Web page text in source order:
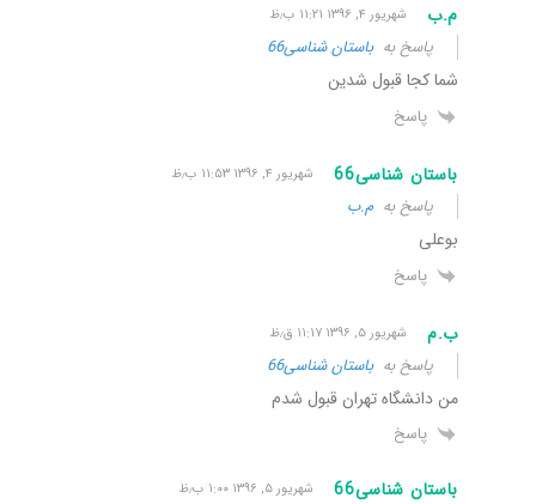
م.ب شهریور ۴, ۱۳۹۶ ۱۱:۲۱ ب٫ظ
پاسخ بهباستان شناسی66
شما کجا قبول شدین
پاسخ
باستان شناسی66 شهریور ۴, ۱۳۹۶ ۱۱:۵۳ ب٫ظ
پاسخ به م.ب
بوعلی
پاسخ
ب.م شهریور ۵, ۱۳۹۶ ۱۱:۱۷ ق٫ظ
پاسخ بهباستان شناسی66
من دانشگاه تهران قبول شدم
پاسخ
باستان شناسی66 شهریور ۵, ۱۳۹۶ ۱:۰۰ ب٫ظ